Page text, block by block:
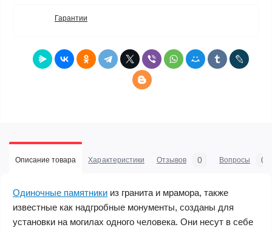
Гарантии
Описание товара Характеристики Отзывов 0 Вопросы 0
Одиночные памятники из гранита и мрамора, также
известные как надгробные монументы, созданы для
установки на могилах одного человека. Они несут в себе